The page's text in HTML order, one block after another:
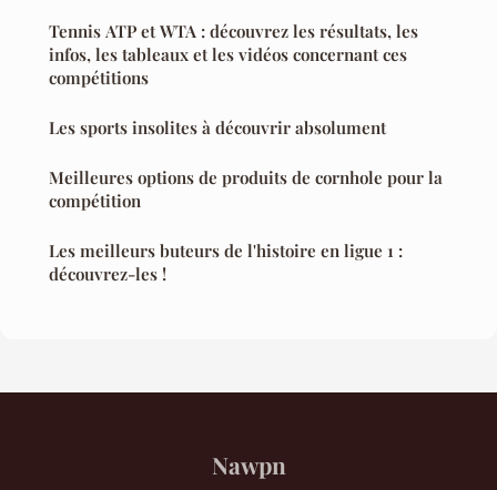
Tennis ATP et WTA : découvrez les résultats, les
infos, les tableaux et les vidéos concernant ces
compétitions
Les sports insolites à découvrir absolument
Meilleures options de produits de cornhole pour la
compétition
Les meilleurs buteurs de l'histoire en ligue 1 :
découvrez-les !
Nawpn